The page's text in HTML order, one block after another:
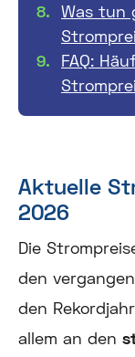
Was tun
FAQ:
Aktuelle
2026
Die
den
den
allem an den